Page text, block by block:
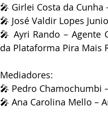
🎤 Girlei Costa da Cunha
🎤 José Valdir Lopes
🎤 Ayri Rando – Agente
da Plataforma Pira Mais
Mediadores:
🎤 Pedro Chamochumbi
🎤 Ana Carolina Mello –